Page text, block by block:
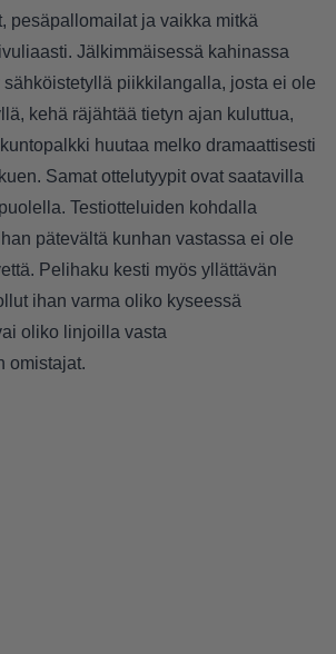
pesäpallomailat ja vaikka mitkä
Jälkimmäisessä kahinassa
sähköistetyllä piikkilangalla, josta ei ole
kehä räjähtää tietyn ajan kuluttua,
huutaa melko dramaattisesti
Samat ottelutyypit ovat saatavilla
Testiotteluiden kohdalla
pätevältä kunhan vastassa ei ole
Pelihaku kesti myös yllättävän
ihan varma oliko kyseessä
oliko linjoilla vasta
omistajat.